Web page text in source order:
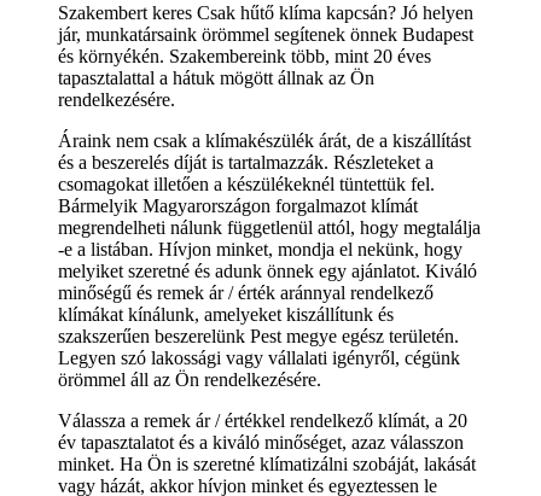
Szakembert keres Csak hűtő klíma kapcsán? Jó helyen
jár, munkatársaink örömmel segítenek önnek Budapest
és környékén. Szakembereink több, mint 20 éves
tapasztalattal a hátuk mögött állnak az Ön
rendelkezésére.
Áraink nem csak a klímakészülék árát, de a kiszállítást
és a beszerelés díját is tartalmazzák. Részleteket a
csomagokat illetően a készülékeknél tüntettük fel.
Bármelyik Magyarországon forgalmazot klímát
megrendelheti nálunk függetlenül attól, hogy megtalálja
-e a listában. Hívjon minket, mondja el nekünk, hogy
melyiket szeretné és adunk önnek egy ajánlatot. Kiváló
minőségű és remek ár / érték aránnyal rendelkező
klímákat kínálunk, amelyeket kiszállítunk és
szakszerűen beszerelünk Pest megye egész területén.
Legyen szó lakossági vagy vállalati igényről, cégünk
örömmel áll az Ön rendelkezésére.
Válassza a remek ár / értékkel rendelkező klímát, a 20
év tapasztalatot és a kiváló minőséget, azaz válasszon
minket. Ha Ön is szeretné klímatizálni szobáját, lakását
vagy házát, akkor hívjon minket és egyeztessen le